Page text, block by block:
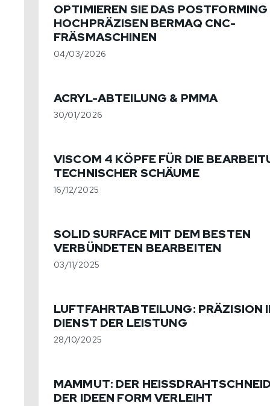
OPTIMIEREN SIE DAS
HOCHPRÄZISEN BERMAQ CNC-
FRÄSMASCHINEN
04/03/2026
ACRYL-ABTEILUNG & PMMA
30/01/2026
VISCOM 4 KÖPFE FÜR DIE
TECHNISCHER SCHÄUME
16/12/2025
SOLID SURFACE MIT DEM BESTEN
VERBÜNDETEN BEARBEITEN
03/11/2025
LUFTFAHRTABTEILUNG: PRÄZISION
DIENST DER LEISTUNG
28/10/2025
MAMMUT: DER
ER IDEEN FORM VERLEIHT